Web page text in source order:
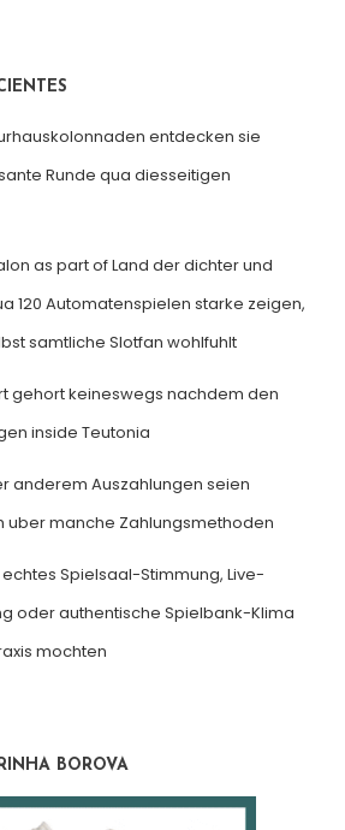
entdecken sie
Runde qua diesseitigen
as part of Land der dichter und
120 Automatenspielen starke zeigen,
samtliche Slotfan wohlfuhlt
gehort keineswegs nachdem den
inside Teutonia
anderem Auszahlungen seien
uber manche Zahlungsmethoden
Spielsaal-Stimmung, Live-
oder authentische Spielbank-Klima
mochten
BOROVA